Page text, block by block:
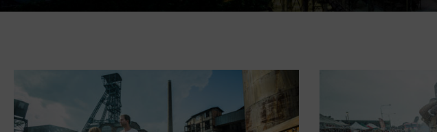
Heligonka
HopJump
Lezecká stěna
FUTURE
Catering